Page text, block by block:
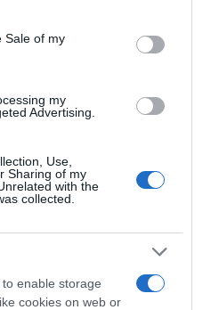
purposes in below Google
Sale of my
my
Advertising.
Use,
Sharing of my
with the
collected.
enable storage
cookies on web or
se no Porto Santo entre